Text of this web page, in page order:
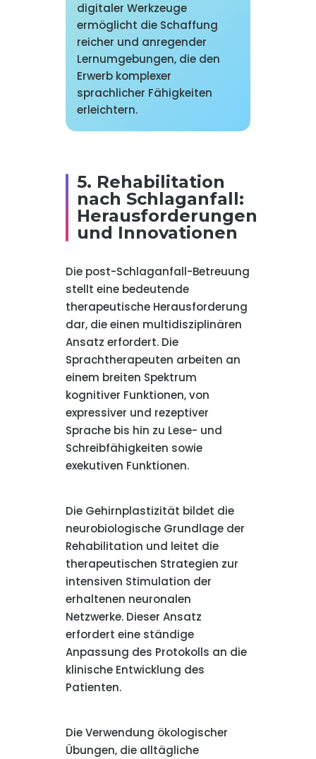
digitaler Werkzeuge
ermöglicht die Schaffung
reicher und anregender
Lernumgebungen, die den
Erwerb komplexer
sprachlicher Fähigkeiten
erleichtern.
5. Rehabilitation
nach Schlaganfall:
Herausforderungen
und Innovationen
Die post-Schlaganfall-Betreuung
stellt eine bedeutende
therapeutische Herausforderung
dar, die einen multidisziplinären
Ansatz erfordert. Die
Sprachtherapeuten arbeiten an
einem breiten Spektrum
kognitiver Funktionen, von
expressiver und rezeptiver
Sprache bis hin zu Lese- und
Schreibfähigkeiten sowie
exekutiven Funktionen.
Die Gehirnplastizität bildet die
neurobiologische Grundlage der
Rehabilitation und leitet die
therapeutischen Strategien zur
intensiven Stimulation der
erhaltenen neuronalen
Netzwerke. Dieser Ansatz
erfordert eine ständige
Anpassung des Protokolls an die
klinische Entwicklung des
Patienten.
Die Verwendung ökologischer
Übungen, die alltägliche